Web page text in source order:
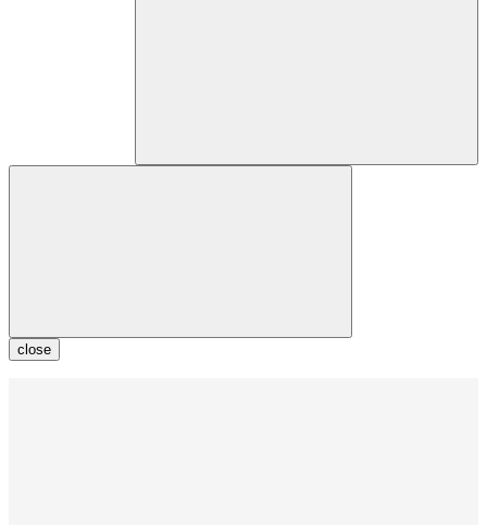
close